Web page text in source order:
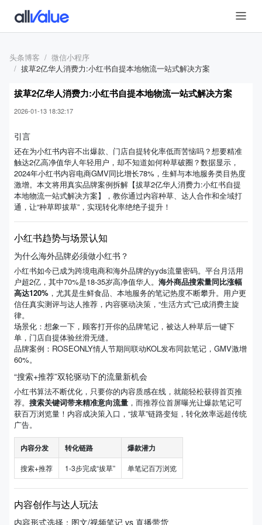
头条博客
微信小程序
拔草2亿华人消费力:小红书自提本地物流一站式解决方案
拔草2亿华人消费力:小红书自提本地物流一站式解决方案
2026-01-13 18:32:17
引言
还在为小红书内容不出爆款、门店自提转化率低而苦恼吗？想要精准
触达2亿高净值华人年轻用户，却不知道如何种草破圈？数据显示，
2024年小红书内容电商GMV同比增长78%，生鲜与本地服务类目热度
激增。本文将用真实品牌案例拆解【拔草2亿华人消费力:小红书自提
本地物流一站式解决方案】，教你通过内容种草、达人合作和全域打
通，让“种草即拔草”，实现转化率绝绝子提升！
小红书趋势与场景认知
为什么海外品牌必须做小红书？
小红书如今已成为跨境电商和海外品牌的yyds流量密码。平台月活用
户超2亿，其中70%是18-35岁高净值华人。 海外商品搜索量同比涨幅
高达120% ，尤其是生鲜食品、本地服务的笔记热度不断攀升。用户更
信任真实测评与达人推荐，内容驱动决策，“生活方式”已成消费主旋
律。
场景化：想象一下，顾客打开你的品牌笔记，被达人种草后一键下
单，门店自提体验丝滑无缝。
品牌案例：ROSEONLY情人节期间联动KOL发布同款笔记，GMV激增
60%。
“搜索+推荐”双轮驱动下的流量新机会
小红书算法不断优化，只要你的内容质感在线，就能轻松获得首页推
荐。 搜索关键词带来精准意向流量 ，而推荐位首屏曝光让爆款笔记可
获百万浏览量！内容成决策入口，“拔草”链路变短，转化效率远超传统
广告。
内容分发 转化链路 爆款潜力
搜索+推荐 1-3步完成“拔草” 单笔记百万浏览
内容创作与达人玩法
内容形式选择：图文/视频笔记 vs 直播带货